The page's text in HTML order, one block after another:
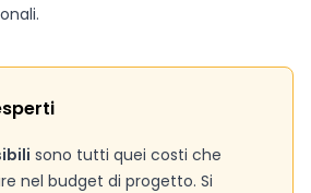
sono tutti quei costi che
nel budget di progetto. Si